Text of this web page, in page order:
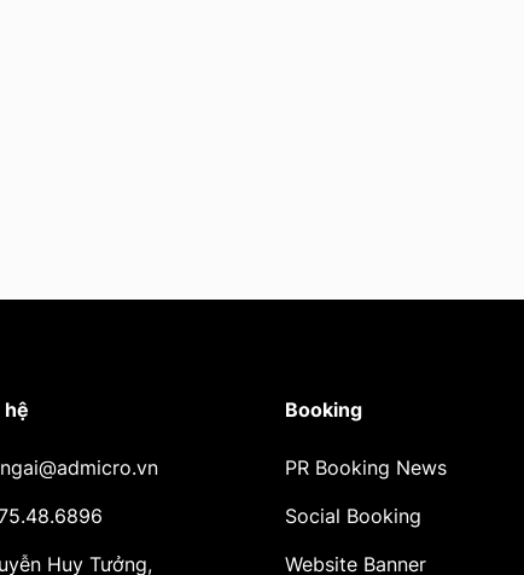
Huy Tưởng,
Booking
PR Booking News
Social Booking
Website Banner